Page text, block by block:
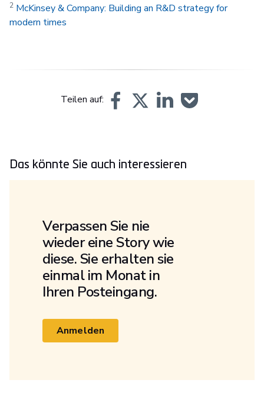
2 McKinsey & Company: Building an R&D strategy for
modern times
Teilen auf:
Das könnte Sie auch interessieren
Verpassen Sie nie
wieder eine Story wie
diese. Sie erhalten sie
einmal im Monat in
Ihren Posteingang.
Anmelden